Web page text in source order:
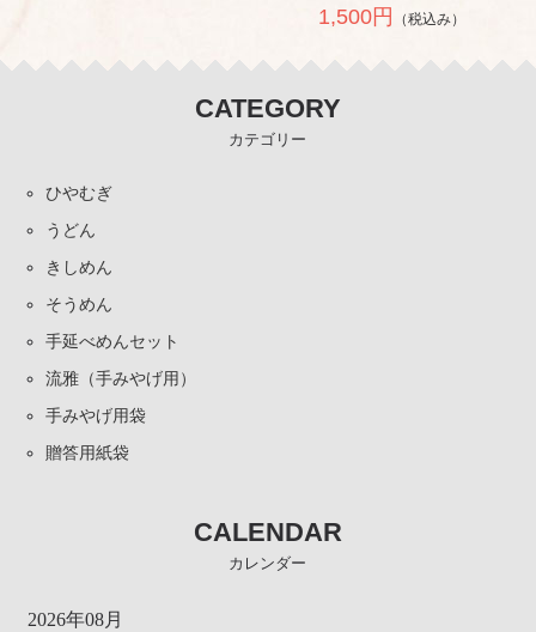
1,500円 （税込み）
CATEGORY
カテゴリー
ひやむぎ
うどん
きしめん
そうめん
手延べめんセット
流雅（手みやげ用）
手みやげ用袋
贈答用紙袋
CALENDAR
カレンダー
2026年08月